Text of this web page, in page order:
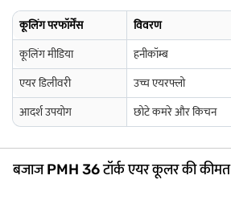
कूलिंग परफॉर्मेंस विवरण
कूलिंग मीडिया हनीकॉम्ब
एयर डिलीवरी उच्च एयरफ्लो
आदर्श उपयोग छोटे कमरे और किचन
बजाज PMH 36 टॉर्क एयर कूलर की कीमत